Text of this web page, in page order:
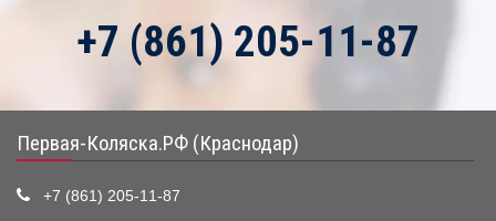
+7 (861) 205-11-87
Первая-Коляска.РФ (Краснодар)
+7 (861) 205-11-87